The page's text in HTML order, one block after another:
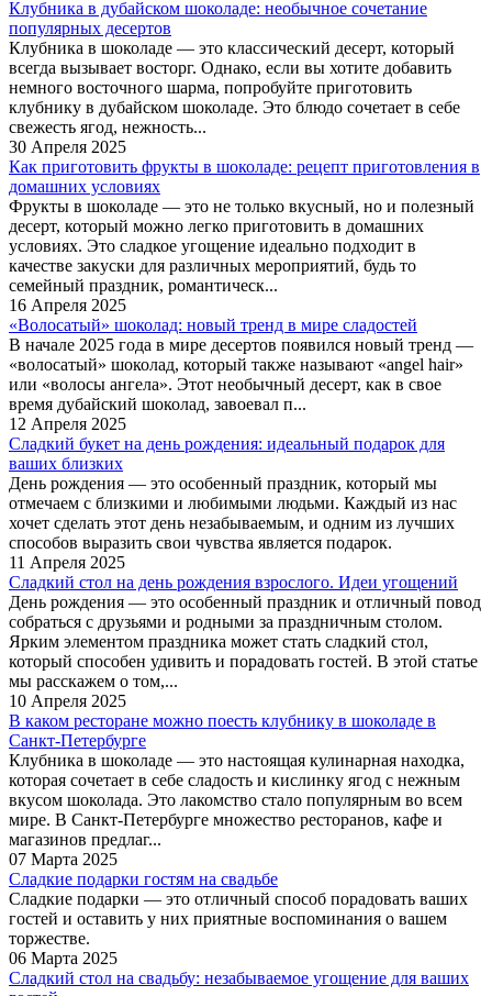
Клубника в дубайском шоколаде: необычное сочетание
популярных десертов
Клубника в шоколаде — это классический десерт, который
всегда вызывает восторг. Однако, если вы хотите добавить
немного восточного шарма, попробуйте приготовить
клубнику в дубайском шоколаде. Это блюдо сочетает в себе
свежесть ягод, нежность...
30 Апреля 2025
Как приготовить фрукты в шоколаде: рецепт приготовления в
домашних условиях
Фрукты в шоколаде — это не только вкусный, но и полезный
десерт, который можно легко приготовить в домашних
условиях. Это сладкое угощение идеально подходит в
качестве закуски для различных мероприятий, будь то
семейный праздник, романтическ...
16 Апреля 2025
«Волосатый» шоколад: новый тренд в мире сладостей
В начале 2025 года в мире десертов появился новый тренд —
«волосатый» шоколад, который также называют «angel hair»
или «волосы ангела». Этот необычный десерт, как в свое
время дубайский шоколад, завоевал п...
12 Апреля 2025
Сладкий букет на день рождения: идеальный подарок для
ваших близких
День рождения — это особенный праздник, который мы
отмечаем с близкими и любимыми людьми. Каждый из нас
хочет сделать этот день незабываемым, и одним из лучших
способов выразить свои чувства является подарок.
11 Апреля 2025
Сладкий стол на день рождения взрослого. Идеи угощений
День рождения — это особенный праздник и отличный повод
собраться с друзьями и родными за праздничным столом.
Ярким элементом праздника может стать сладкий стол,
который способен удивить и порадовать гостей. В этой статье
мы расскажем о том,...
10 Апреля 2025
В каком ресторане можно поесть клубнику в шоколаде в
Санкт-Петербурге
Клубника в шоколаде — это настоящая кулинарная находка,
которая сочетает в себе сладость и кислинку ягод с нежным
вкусом шоколада. Это лакомство стало популярным во всем
мире. В Санкт-Петербурге множество ресторанов, кафе и
магазинов предлаг...
07 Марта 2025
Сладкие подарки гостям на свадьбе
Сладкие подарки — это отличный способ порадовать ваших
гостей и оставить у них приятные воспоминания о вашем
торжестве.
06 Марта 2025
Сладкий стол на свадьбу: незабываемое угощение для ваших